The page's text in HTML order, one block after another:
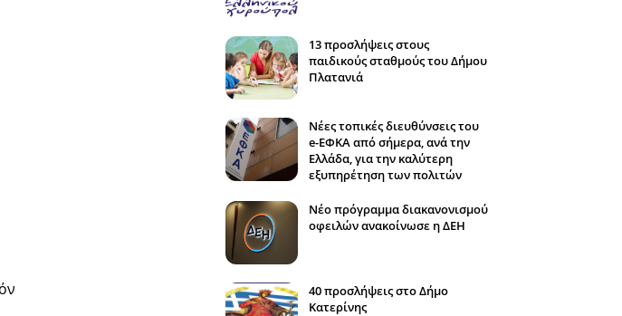
13 προσλήψεις στους
παιδικούς σταθμούς του Δήμου
Πλατανιά
Νέες τοπικές διευθύνσεις του
e-ΕΦΚΑ από σήμερα, ανά την
Ελλάδα, για την καλύτερη
εξυπηρέτηση των πολιτών
Νέο πρόγραμμα διακανονισμού
οφειλών ανακοίνωσε η ΔΕΗ
40 προσλήψεις στο Δήμο
Κατερίνης